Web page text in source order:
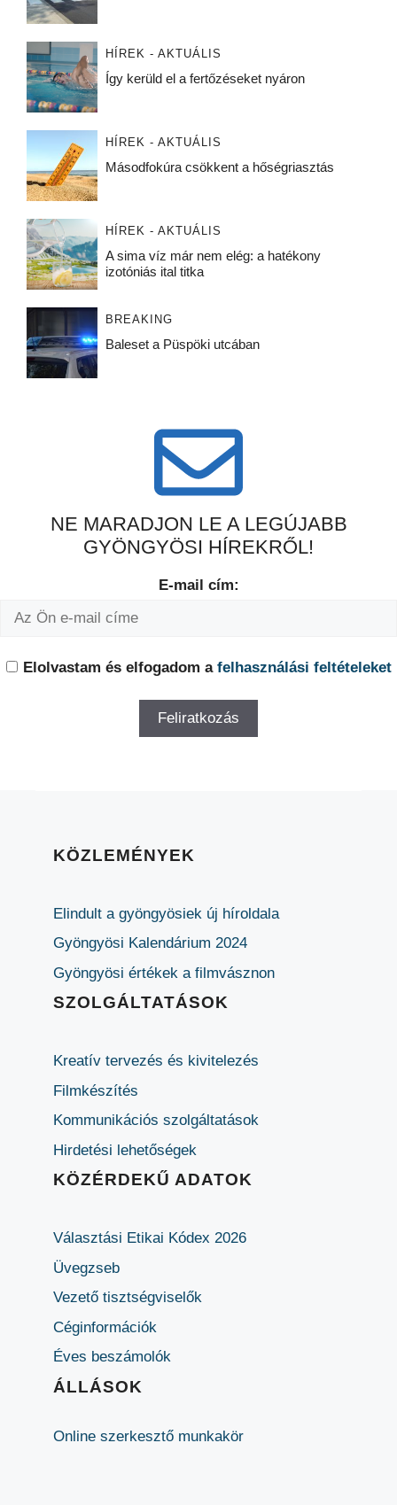
HÍREK - AKTUÁLIS
Így kerüld el a fertőzéseket nyáron
HÍREK - AKTUÁLIS
Másodfokúra csökkent a hőségriasztás
HÍREK - AKTUÁLIS
A sima víz már nem elég: a hatékony
izotóniás ital titka
BREAKING
Baleset a Püspöki utcában
NE MARADJON LE A LEGÚJABB
GYÖNGYÖSI HÍREKRŐL!
E-mail cím:
Elolvastam és elfogadom a felhasználási feltételeket
KÖZLEMÉNYEK
Elindult a gyöngyösiek új híroldala
Gyöngyösi Kalendárium 2024
Gyöngyösi értékek a filmvásznon
SZOLGÁLTATÁSOK
Kreatív tervezés és kivitelezés
Filmkészítés
Kommunikációs szolgáltatások
Hirdetési lehetőségek
KÖZÉRDEKŰ ADATOK
Választási Etikai Kódex 2026
Üvegzseb
Vezető tisztségviselők
Céginformációk
Éves beszámolók
ÁLLÁSOK
Online szerkesztő munkakör